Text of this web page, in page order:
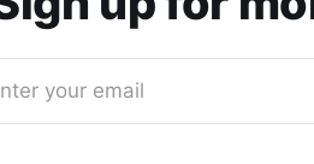
your email